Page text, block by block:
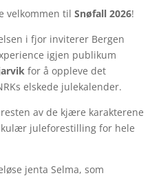
velkommen tilSnøfall 2026!
i fjor inviterer Bergen
igjen publikum
for å oppleve det
elskede julekalender.
av de kjære karakterene
juleforestilling for hele
jenta Selma, som